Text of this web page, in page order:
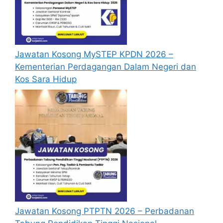
Syarat Asas Permohonan Lam
Research 2025
Calon hendaklah warganegara Malaysia
berusia tidak kurang daripada 18 tahun
pada tarikh tutup permohonan jawatan.
Berkelayakan dan melepasi syarat-syarat
pelantikan yang telah ditetapkan bagi
setiap jawatan kosong LAM Research
2025 yang hendak dipohon, Sila baca
pada lampiran yang kami telah sediakan
seperti berikut.
Cara Mohon Jawatan Kosong
Lam Research 2025
Permohonan jawatan kosong Lam
Jawatan Kosong MySTEP KPDN 2026 –
Kementerian Perdagangan Dalam Negeri dan
Kos Sara Hidup
Jawatan Kosong PTPTN 2026 – Perbadanan